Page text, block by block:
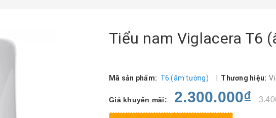
Tiểu nam Viglacera T6
Mã sản phẩm: T6 (âm tường) Thương hiệu:
Giá khuyến mãi: 2.300.000₫